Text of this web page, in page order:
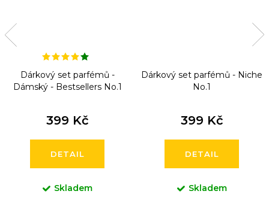
Dárkový set parfémů -
Dámský - Bestsellers No.1
399 Kč
DETAIL
Skladem
Dárkový set parfémů - Niche
No.1
399 Kč
DETAIL
Skladem